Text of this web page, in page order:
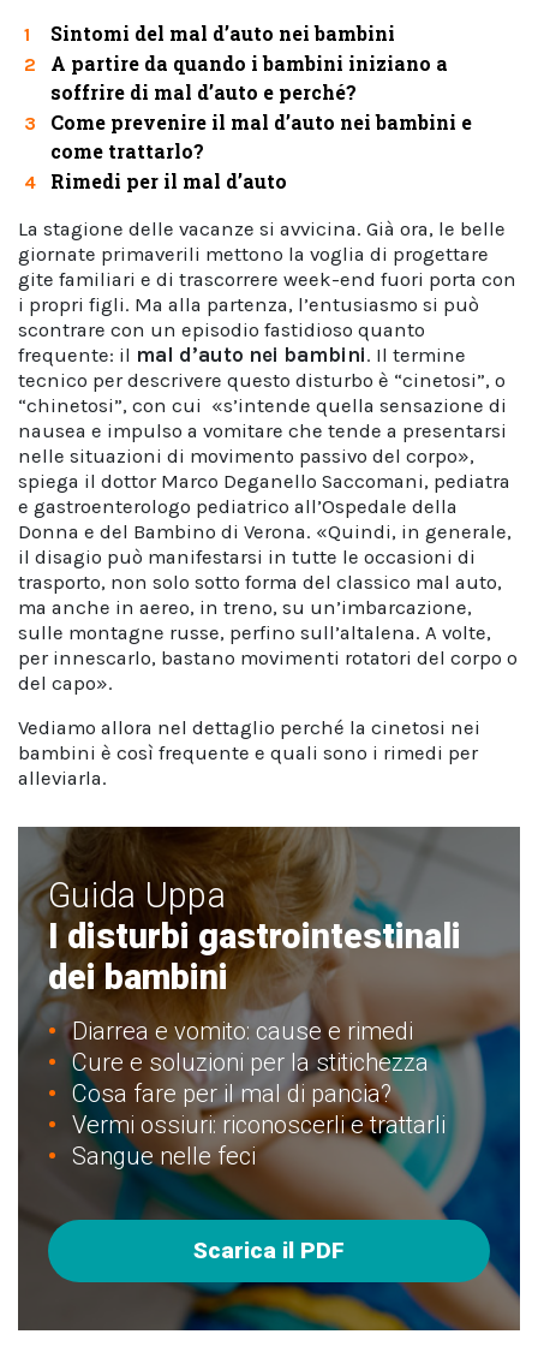
1 Sintomi del mal d’auto nei bambini
2
A partire da quando i bambini iniziano a
soffrire di mal d’auto e perché?
3
Come prevenire il mal d’auto nei bambini e
come trattarlo?
4 Rimedi per il mal d’auto
La stagione delle vacanze si avvicina. Già ora, le belle
giornate primaverili mettono la voglia di progettare
gite familiari e di trascorrere week-end fuori porta con
i propri figli. Ma alla partenza, l’entusiasmo si può
scontrare con un episodio fastidioso quanto
frequente: il mal d’auto nei bambini. Il termine
tecnico per descrivere questo disturbo è “cinetosi”, o
“chinetosi”, con cui «s’intende quella sensazione di
nausea e impulso a vomitare che tende a presentarsi
nelle situazioni di movimento passivo del corpo»,
spiega il dottor Marco Deganello Saccomani, pediatra
e gastroenterologo pediatrico all’Ospedale della
Donna e del Bambino di Verona. «Quindi, in generale,
il disagio può manifestarsi in tutte le occasioni di
trasporto, non solo sotto forma del classico mal auto,
ma anche in aereo, in treno, su un’imbarcazione,
sulle montagne russe, perfino sull’altalena. A volte,
per innescarlo, bastano movimenti rotatori del corpo o
del capo».
Vediamo allora nel dettaglio perché la cinetosi nei
bambini è così frequente e quali sono i rimedi per
alleviarla.
Guida Uppa
I disturbi gastrointestinali
dei bambini
Diarrea e vomito: cause e rimedi
Cure e soluzioni per la stitichezza
Cosa fare per il mal di pancia?
Vermi ossiuri: riconoscerli e trattarli
Sangue nelle feci
Scarica il PDF